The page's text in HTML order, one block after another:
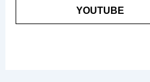
YOUTUBE